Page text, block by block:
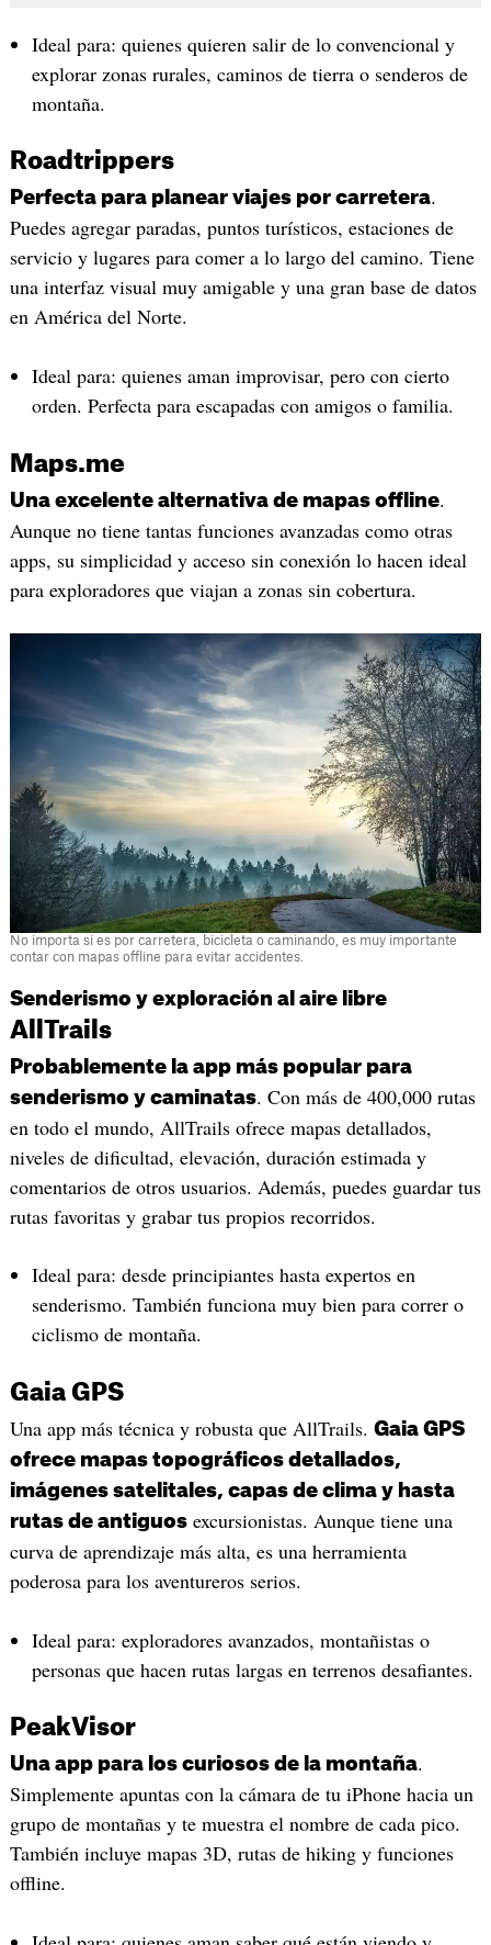
Ideal para: quienes quieren salir de lo convencional y
explorar zonas rurales, caminos de tierra o senderos de
montaña.
Roadtrippers
Perfecta para planear viajes por carretera.
Puedes agregar paradas, puntos turísticos, estaciones de
servicio y lugares para comer a lo largo del camino. Tiene
una interfaz visual muy amigable y una gran base de datos
en América del Norte.
Ideal para: quienes aman improvisar, pero con cierto
orden. Perfecta para escapadas con amigos o familia.
Maps.me
Una excelente alternativa de mapas offline.
Aunque no tiene tantas funciones avanzadas como otras
apps, su simplicidad y acceso sin conexión lo hacen ideal
para exploradores que viajan a zonas sin cobertura.
No importa si es por carretera, bicicleta o caminando, es muy importante
contar con mapas offline para evitar accidentes.
Senderismo y exploración al aire libre
AllTrails
Probablemente la app más popular para
senderismo y caminatas. Con más de 400,000 rutas
en todo el mundo, AllTrails ofrece mapas detallados,
niveles de dificultad, elevación, duración estimada y
comentarios de otros usuarios. Además, puedes guardar tus
rutas favoritas y grabar tus propios recorridos.
Ideal para: desde principiantes hasta expertos en
senderismo. También funciona muy bien para correr o
ciclismo de montaña.
Gaia GPS
Una app más técnica y robusta que AllTrails. Gaia GPS
ofrece mapas topográficos detallados,
imágenes satelitales, capas de clima y hasta
rutas de antiguosexcursionistas. Aunque tiene una
curva de aprendizaje más alta, es una herramienta
poderosa para los aventureros serios.
Ideal para: exploradores avanzados, montañistas o
personas que hacen rutas largas en terrenos desafiantes.
PeakVisor
Una app para los curiosos de la montaña.
Simplemente apuntas con la cámara de tu iPhone hacia un
grupo de montañas y te muestra el nombre de cada pico.
También incluye mapas 3D, rutas de hiking y funciones
offline.